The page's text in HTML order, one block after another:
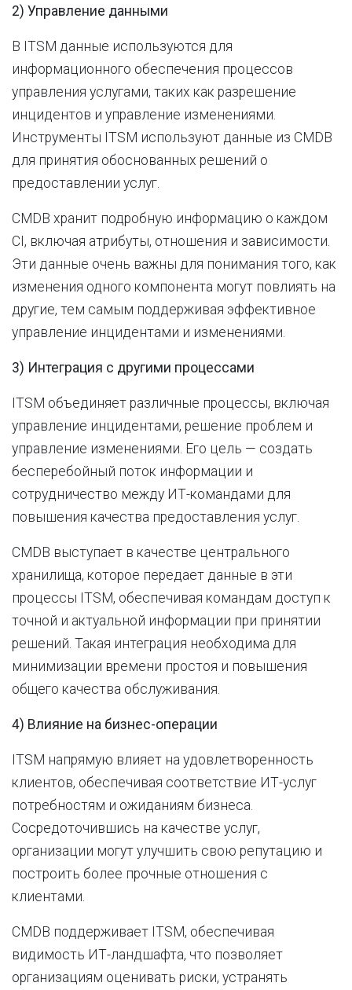
2) Управление данными
В ITSM данные используются для
информационного обеспечения процессов
управления услугами, таких как разрешение
инцидентов и управление изменениями.
Инструменты ITSM используют данные из CMDB
для принятия обоснованных решений о
предоставлении услуг.
CMDB хранит подробную информацию о каждом
CI, включая атрибуты, отношения и зависимости.
Эти данные очень важны для понимания того, как
изменения одного компонента могут повлиять на
другие, тем самым поддерживая эффективное
управление инцидентами и изменениями.
3) Интеграция с другими процессами
ITSM объединяет различные процессы, включая
управление инцидентами, решение проблем и
управление изменениями. Его цель — создать
бесперебойный поток информации и
сотрудничество между ИТ-командами для
повышения качества предоставления услуг.
CMDB выступает в качестве центрального
хранилища, которое передает данные в эти
процессы ITSM, обеспечивая командам доступ к
точной и актуальной информации при принятии
решений. Такая интеграция необходима для
минимизации времени простоя и повышения
общего качества обслуживания.
4) Влияние на бизнес-операции
ITSM напрямую влияет на удовлетворенность
клиентов, обеспечивая соответствие ИТ-услуг
потребностям и ожиданиям бизнеса.
Сосредоточившись на качестве услуг,
организации могут улучшить свою репутацию и
построить более прочные отношения с
клиентами.
CMDB поддерживает ITSM, обеспечивая
видимость ИТ-ландшафта, что позволяет
организациям оценивать риски, устранять